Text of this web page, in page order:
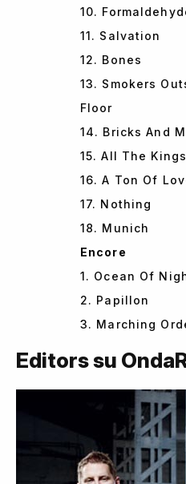
10.
11. Salvation
12. Bones
13. Smokers
Floor
14. Bricks And
15. All The Kings
16. A Ton Of
17. Nothing
18. Munich
Encore
1. Ocean Of
2. Papillon
3. Marching
Editors su